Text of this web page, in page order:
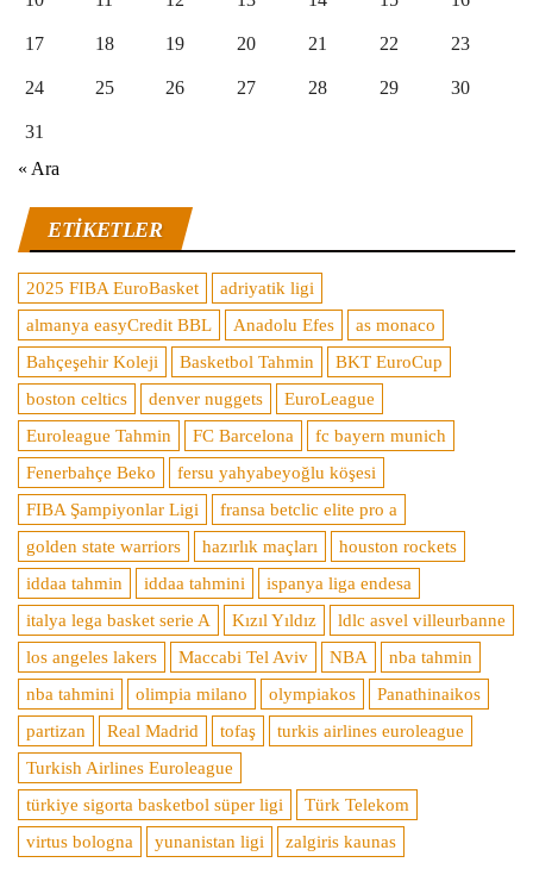
17 18 19 20 21 22 23
24 25 26 27 28 29 30
31
« Ara
ETIKETLER
2025 FIBA EuroBasket
adriyatik ligi
almanya easyCredit BBL
Anadolu Efes
as monaco
Bahçeşehir Koleji
Basketbol Tahmin
BKT EuroCup
boston celtics
denver nuggets
EuroLeague
Euroleague Tahmin
FC Barcelona
fc bayern munich
Fenerbahçe Beko
fersu yahyabeyoğlu köşesi
FIBA Şampiyonlar Ligi
fransa betclic elite pro a
golden state warriors
hazırlık maçları
houston rockets
iddaa tahmin
iddaa tahmini
ispanya liga endesa
italya lega basket serie A
Kızıl Yıldız
ldlc asvel villeurbanne
los angeles lakers
Maccabi Tel Aviv NBA
nba tahmin
nba tahmini
olimpia milano olympiakos
Panathinaikos
partizan
Real Madrid tofaş
turkis airlines euroleague
Turkish Airlines Euroleague
türkiye sigorta basketbol süper ligi
Türk Telekom
virtus bologna
yunanistan ligi zalgiris kaunas